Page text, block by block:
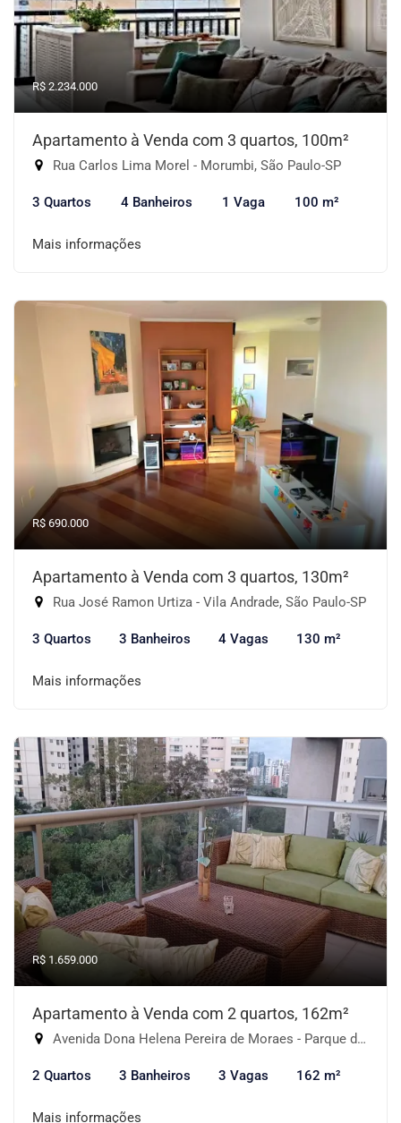
R$ 2.234.000
Apartamento à Venda com 3 quartos, 100m²
Rua Carlos Lima Morel - Morumbi, São Paulo-SP
3 Quartos 4 Banheiros 1 Vaga 100 m²
Mais informações
R$ 690.000
Apartamento à Venda com 3 quartos, 130m²
Rua José Ramon Urtiza - Vila Andrade, São Paulo-SP
3 Quartos 3 Banheiros 4 Vagas 130 m²
Mais informações
R$ 1.659.000
Apartamento à Venda com 2 quartos, 162m²
Avenida Dona Helena Pereira de Moraes - Parque do Morumbi, São Paulo-SP
2 Quartos 3 Banheiros 3 Vagas 162 m²
Mais informações